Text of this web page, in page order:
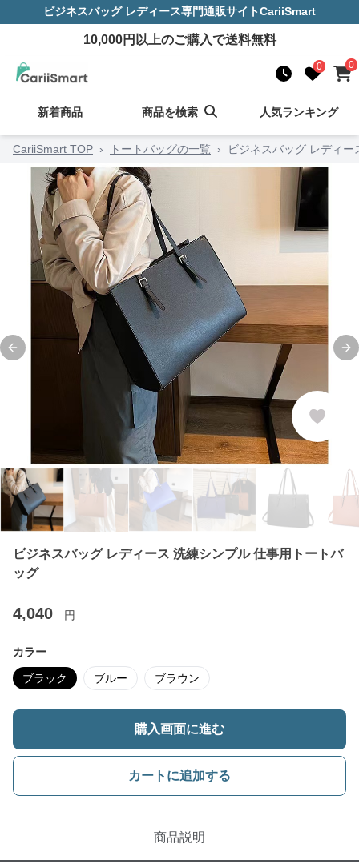
ビジネスバッグ レディース専門通販サイトCariiSmart
10,000円以上のご購入で送料無料
0 0
新着商品 商品を検索 人気ランキング
CariiSmart TOP › トートバッグの一覧 › ビジネスバッグ レディ
Previous slide
ビジネスバッグ レディース 洗練シンプル 仕事用トートバ
ッグ
4,040 円
カラー
ブラック ブルー ブラウン
購入画面に進む
カートに追加する
商品説明